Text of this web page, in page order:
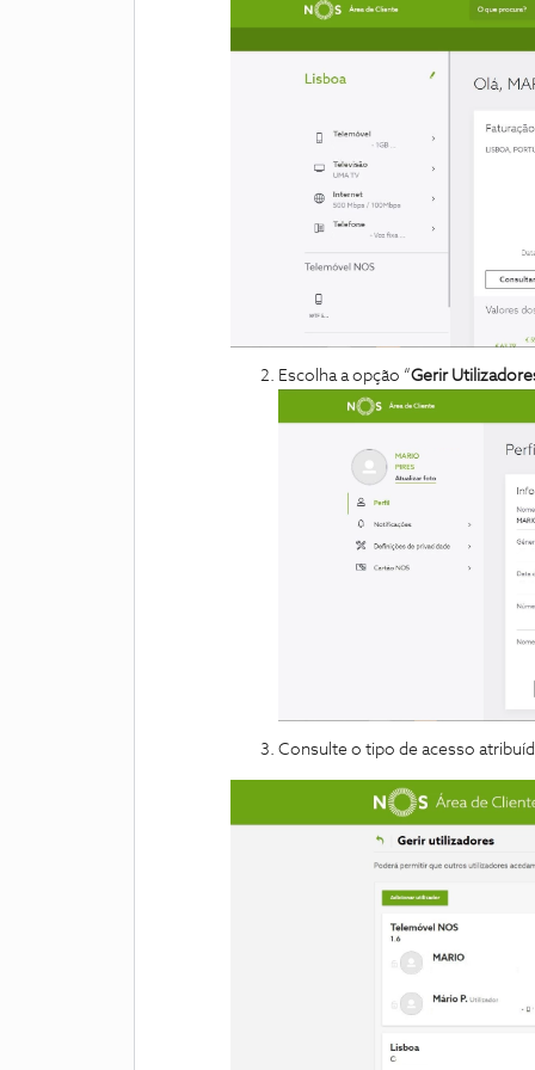
Escolha a opção “Gerir
Consulte o tipo de acesso